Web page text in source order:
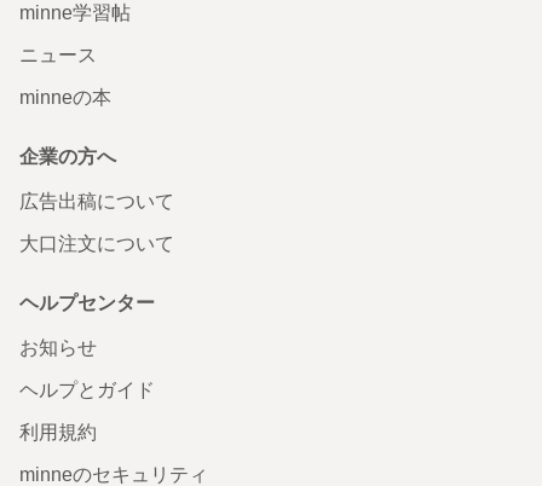
minne学習帖
ニュース
minneの本
企業の方へ
広告出稿について
大口注文について
ヘルプセンター
お知らせ
ヘルプとガイド
利用規約
minneのセキュリティ